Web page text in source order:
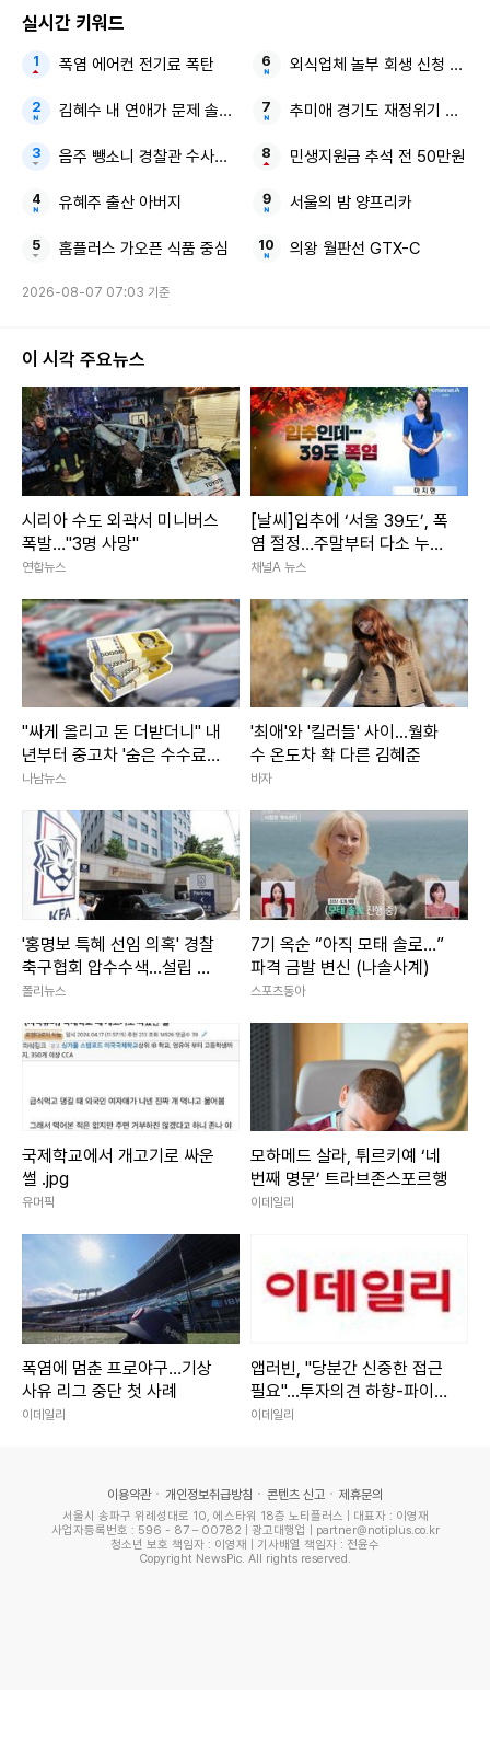
실시간 키워드
폭염 에어컨 전기료 폭탄
김혜수 내 연애가 문제 솔직 고백
음주 뺑소니 경찰관 수사정보
유혜주 출산 아버지
홈플러스 가오픈 식품 중심
외식업체 놀부 회생 신청 尹 전
추미애 경기도 재정위기 지방
민생지원금 추석 전 50만원
서울의 밤 양프리카
의왕 월판선 GTX-C
2026-08-07 07:03 기준
이 시각 주요뉴스
시리아 수도 외곽서 미니버스
폭발…"3명 사망"
연합뉴스
[날씨]입추에 ‘서울 39도’, 폭
염 절정…주말부터 다소 누그
러져
채널A 뉴스
"싸게 올리고 돈 더받더니" 내
년부터 중고차 '숨은 수수료'
전면 공개 전망
나남뉴스
'최애'와 '킬러들' 사이...월화
수 온도차 확 다른 김혜준
바자
'홍명보 특혜 선임 의혹' 경찰
축구협회 압수수색...설립 후
첫 강제 수사
폴리뉴스
7기 옥순 “아직 모태 솔로…”
파격 금발 변신 (나솔사계)
스포츠동아
국제학교에서 개고기로 싸운
썰 .jpg
유머픽
모하메드 살라, 튀르키예 ‘네
번째 명문’ 트라브존스포르행
이데일리
폭염에 멈춘 프로야구…기상
사유 리그 중단 첫 사례
이데일리
앱러빈, "당분간 신중한 접근
필요"...투자의견 하향-파이퍼
샌들러
이데일리
이용약관 개인정보취급방침 콘텐츠 신고 제휴문의
서울시 송파구 위례성대로 10, 에스타워 18층 노티플러스 | 대표자 : 이영재
사업자등록번호 : 596 - 87 – 00782 | 광고대행업 | partner@notiplus.co.kr
청소년 보호 책임자 : 이영재 | 기사배열 책임자 : 전윤수
Copyright NewsPic. All rights reserved.